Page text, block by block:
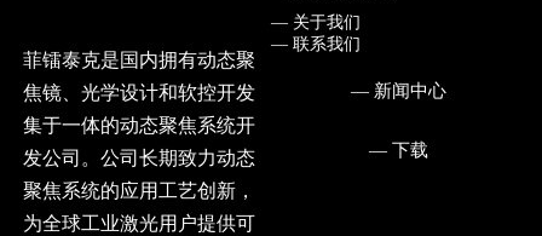
菲镭泰克是国内拥有动态聚
焦镜、光学设计和软控开发
集于一体的动态聚焦系统开
发公司。公司长期致力动态
聚焦系统的应用工艺创新，
为全球工业激光用户提供可
— ㅤ关于我们
— ㅤ联系我们
— ㅤ新闻中心
— ㅤ下载